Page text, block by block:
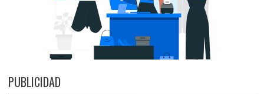
PUBLICIDAD